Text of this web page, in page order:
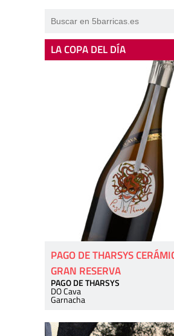
LA COPA DEL DÍA
PAGO DE THARSYS
GRAN RESERVA
PAGO DE THARSYS
DO Cava
Garnacha